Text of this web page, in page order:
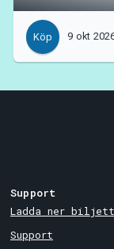
Köp 9 okt
Support
Ladda ner biljett
Support